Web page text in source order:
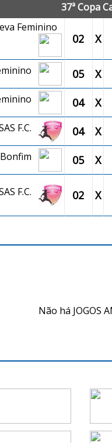
37ª Copa
Feminino
02 X
05 X
04 X
F.C. 04 X
05 X
F.C. 02 X
Não há JOGOS